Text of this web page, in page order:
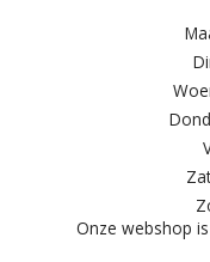
Onze webshop